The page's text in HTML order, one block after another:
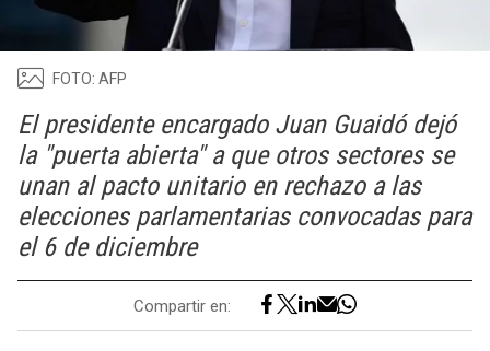
FOTO: AFP
El presidente encargado Juan Guaidó dejó
la "puerta abierta" a que otros sectores se
unan al pacto unitario en rechazo a las
elecciones parlamentarias convocadas para
el 6 de diciembre
Compartir en: